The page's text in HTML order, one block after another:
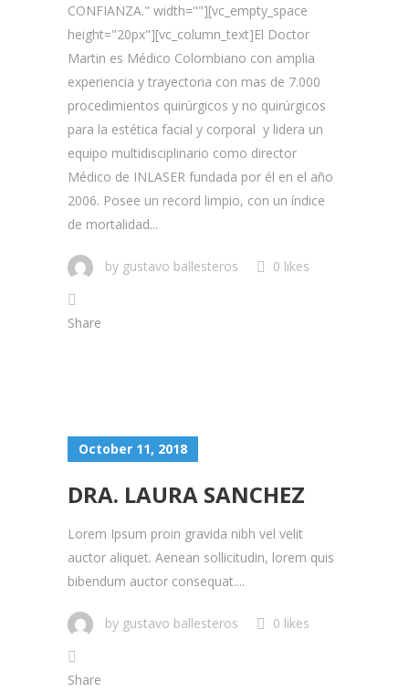
CONFIANZA." width=""][vc_empty_space
height="20px"][vc_column_text]El Doctor
Martin es Médico Colombiano con amplia
experiencia y trayectoria con mas de 7.000
procedimientos quirúrgicos y no quirúrgicos
para la estética facial y corporal y lidera un
equipo multidisciplinario como director
Médico de INLASER fundada por él en el año
2006. Posee un record limpio, con un índice
de mortalidad...
by gustavo ballesteros 0 likes
Share
October 11, 2018
DRA. LAURA SANCHEZ
Lorem Ipsum proin gravida nibh vel velit
auctor aliquet. Aenean sollicitudin, lorem quis
bibendum auctor consequat....
by gustavo ballesteros 0 likes
Share